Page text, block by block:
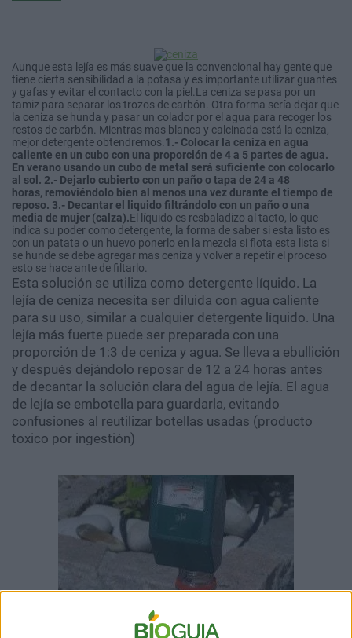
Aunque esta lejía es más suave que la convencional hay gente que
tiene cierta sensibilidad a la potasa y es importante utilizar guantes
y gafas y evitar el contacto con la piel.La ceniza se pasa por un
tamiz para separar los trozos de carbón. Otra forma sería dejar que
la ceniza se hunda y pasar un colador por el agua para recoger los
restos de carbón. Mientras mas blanca y calcinada está la ceniza,
mejor detergente obtendremos.1.- Colocar la ceniza en agua
caliente en un cubo con una proporción de 4 a 5 partes de agua.
En verano usando un cubo de metal será suficiente con colocarlo
al sol. 2.- Dejarlo cubierto con un paño o tapa de 24 a 48
horas, removiéndolo bien al menos una vez durante el tiempo de
reposo. 3.- Decantar el liquido filtrándolo con un paño o una
media de mujer (calza).El líquido es resbaladizo al tacto, lo que
indica su poder como detergente, la forma de saber si esta listo es
con un patata o un huevo ponerlo en la mezcla si flota esta lista si
se hunde se debe agregar mas ceniza y volver a repetir el proceso
esto se hace ante de filtarlo.
Esta solución se utiliza como detergente líquido. La
lejía de ceniza necesita ser diluida con agua caliente
para su uso, similar a cualquier detergente líquido. Una
lejía más fuerte puede ser preparada con una
proporción de 1:3 de ceniza y agua. Se lleva a ebullición
y después dejándolo reposar de 12 a 24 horas antes
de decantar la solución clara del agua de lejía. El agua
de lejía se embotella para guardarla, evitando
confusiones al reutilizar botellas usadas (producto
toxico por ingestión)